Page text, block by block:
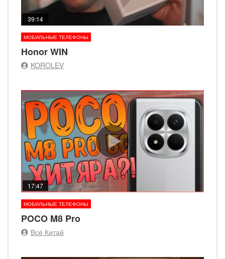
39:14
МОБИЛЬНЫЕ ТЕЛЕФОНЫ
Honor WIN
KOROLEV
17:47
МОБИЛЬНЫЕ ТЕЛЕФОНЫ
POCO M8 Pro
Всё Китай